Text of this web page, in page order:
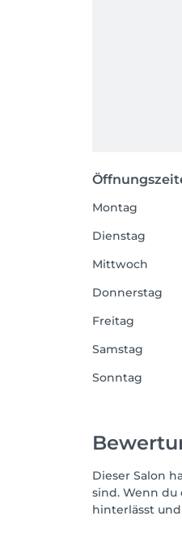
Montag
Dienstag
Mittwoch
Donnerstag
Freitag
Samstag
Sonntag
Dieser Salon
sind. Wenn
hinterlässt